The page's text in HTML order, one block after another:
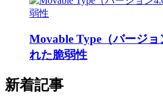
Movable Type（バージョ
れた脆弱性
新着記事